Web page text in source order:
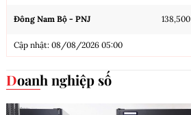
Đông Nam Bộ - PNJ 138,500
Cập nhật: 08/08/2026 05:00
Doanh nghiệp số